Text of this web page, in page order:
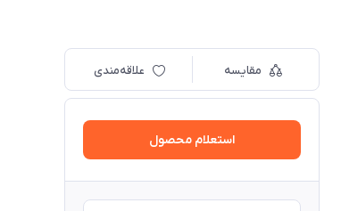
مقایسه علاقه‌مندی
استعلام محصول